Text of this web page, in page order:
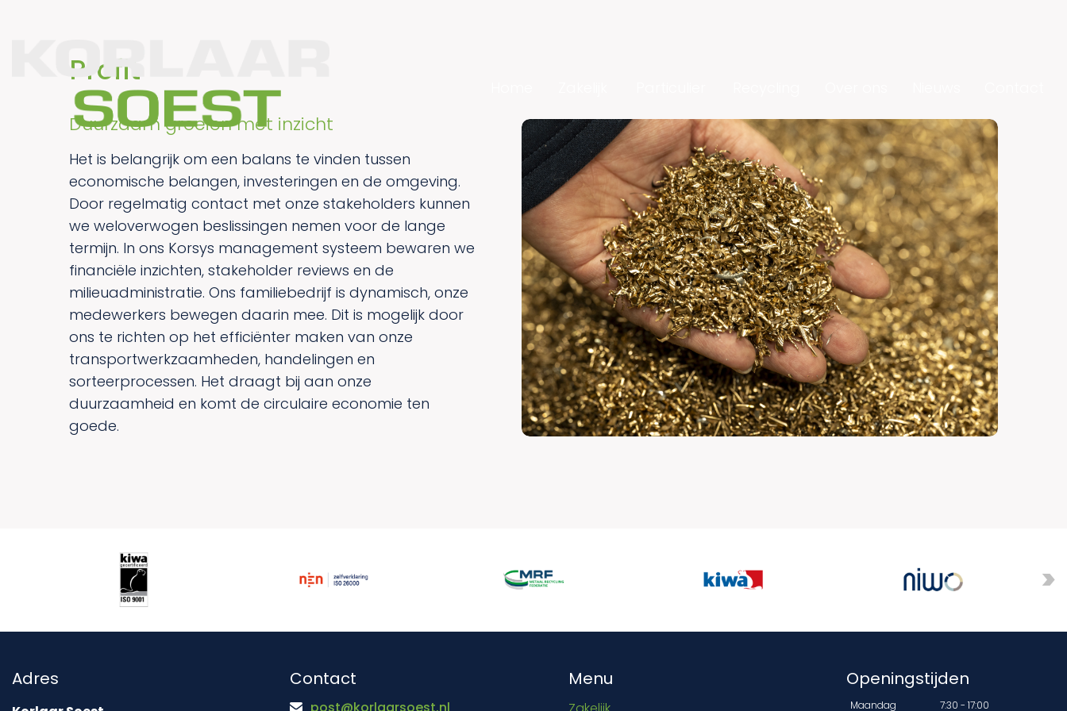
Profit
Duurzaam groeien met inzicht
Het is belangrijk om een balans te vinden tussen
economische belangen, investeringen en de omgeving.
Door regelmatig contact met onze stakeholders kunnen
we weloverwogen beslissingen nemen voor de lange
termijn. In ons Korsys management systeem bewaren we
financiële inzichten, stakeholder reviews en de
milieuadministratie. Ons familiebedrijf is dynamisch, onze
medewerkers bewegen daarin mee. Dit is mogelijk door
ons te richten op het efficiënter maken van onze
transportwerkzaamheden, handelingen en
sorteerprocessen. Het draagt bij aan onze
duurzaamheid en komt de circulaire economie ten
goede.
Adres Contact Menu Openingstijden
Maandag 7:30 - 17:00